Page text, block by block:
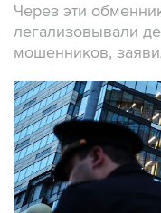
мошенников,